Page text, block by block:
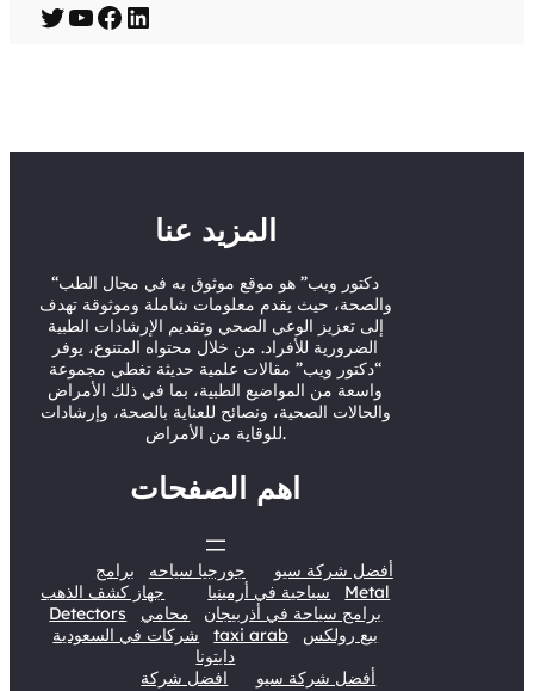
T
t
Y
T
F
e
k
L
k
n
المزيد عنا
“دكتور ويب” هو موقع موثوق به في مجال الطب
والصحة، حيث يقدم معلومات شاملة وموثوقة تهدف
إلى تعزيز الوعي الصحي وتقديم الإرشادات الطبية
الضرورية للأفراد. من خلال محتواه المتنوع، يوفر
“دكتور ويب” مقالات علمية حديثة تغطي مجموعة
واسعة من المواضيع الطبية، بما في ذلك الأمراض
والحالات الصحية، ونصائح للعناية بالصحة، وإرشادات
للوقاية من الأمراض.
اهم الصفحات
أفضل شركة سيو جورجيا سياحه
برامج
سياحية في أرمينيا
جهاز كشف الذهب
Metal
Detectors
برامج سياحة في أذربيجان
محامي
شركات في السعودية
taxi arab
بيع رولكس
دايتونا
أفضل شركة سيو
افضل شركة